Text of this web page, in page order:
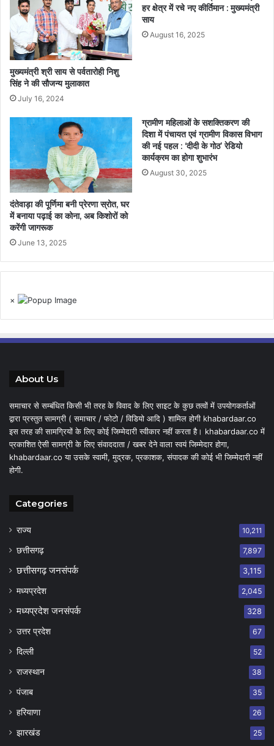
मुख्यमंत्री श्री साय से पर्वतारोही निशु
सिंह ने की सौजन्य मुलाकात
July 16, 2024
हर क्षेत्र में रचे नए कीर्तिमान : मुख्यमंत्री
साय
August 16, 2025
दंतेवाड़ा की पूर्णिमा बनी प्रेरणा स्रोत, घर
में बनाया पढ़ाई का कोना, अब किशोरों को
करेंगी जागरूक
June 13, 2025
ग्रामीण महिलाओं के सशक्तिकरण की
दिशा में पंचायत एवं ग्रामीण विकास विभाग
की नई पहल : ‘दीदी के गोठ’ रेडियो
कार्यक्रम का होगा शुभारंभ
August 30, 2025
×
About Us
समाचार से सम्बंधित किसी भी तरह के विवाद के लिए साइट के कुछ तत्वों में उपयोगकर्ताओं
द्वारा प्रस्तुत सामग्री ( समाचार / फोटो / विडियो आदि ) शामिल होगी khabardaar.co
इस तरह की सामग्रियों के लिए कोई जिम्मेदारी स्वीकार नहीं करता है। khabardaar.co में
प्रकाशित ऐसी सामग्री के लिए संवाददाता / खबर देने वाला स्वयं जिम्मेदार होगा,
khabardaar.co या उसके स्वामी, मुद्रक, प्रकाशक, संपादक की कोई भी जिम्मेदारी नहीं
होगी.
Categories
राज्य 10,211
छत्तीसगढ़ 7,897
छत्तीसगढ़ जनसंपर्क 3,115
मध्यप्रदेश 2,045
मध्यप्रदेश जनसंपर्क 328
उत्तर प्रदेश 67
दिल्ली 52
राजस्थान 38
पंजाब 35
हरियाणा 26
झारखंड 25